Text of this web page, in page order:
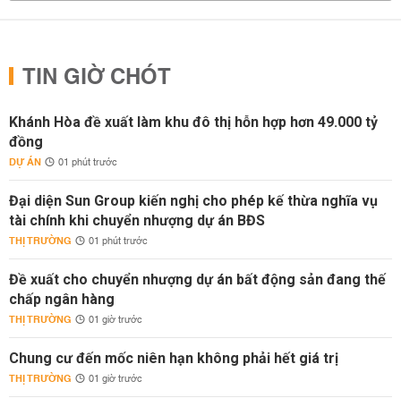
TIN GIỜ CHÓT
Khánh Hòa đề xuất làm khu đô thị hỗn hợp hơn 49.000 tỷ
đồng
DỰ ÁN 01 phút trước
Đại diện Sun Group kiến nghị cho phép kế thừa nghĩa vụ
tài chính khi chuyển nhượng dự án BĐS
THỊ TRƯỜNG 01 phút trước
Đề xuất cho chuyển nhượng dự án bất động sản đang thế
chấp ngân hàng
THỊ TRƯỜNG 01 giờ trước
Chung cư đến mốc niên hạn không phải hết giá trị
THỊ TRƯỜNG 01 giờ trước